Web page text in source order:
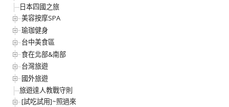
日本四國之旅
美容按摩SPA
瑜珈健身
台中美食區
食在北部&南部
台灣旅遊
國外旅遊
旅遊達人教戰守則
[試吃試用]~照過來